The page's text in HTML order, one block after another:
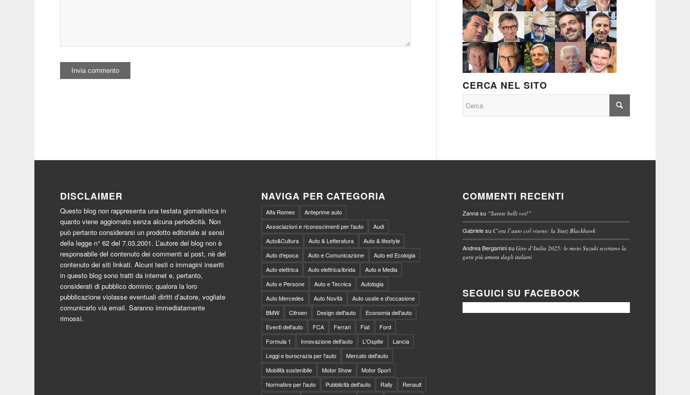
CERCA NEL SITO
DISCLAIMER
Questo blog non rappresenta una testata giornalistica in
quanto viene aggiornato senza alcuna periodicità. Non
può pertanto considerarsi un prodotto editoriale ai sensi
della legge n° 62 del 7.03.2001. L’autore del blog non è
responsabile del contenuto dei commenti ai post, nè del
contenuto dei siti linkati. Alcuni testi o immagini inseriti
in questo blog sono tratti da internet e, pertanto,
considerati di pubblico dominio; qualora la loro
pubblicazione violasse eventuali diritti d’autore, vogliate
comunicarlo via email. Saranno immediatamente
rimossi.
NAVIGA PER CATEGORIA
Alfa Romeo
Anteprime auto
Associazioni e riconoscimenti per l'auto
Audi
Auto&Cultura
Auto & Letteratura
Auto & lifestyle
Auto d'epoca
Auto e Comunicazione
Auto ed Ecologia
Auto elettrica
Auto elettrica/ibrida
Auto e Media
Auto e Persone
Auto e Tecnica
Autologia
Auto Mercedes
Auto Novità
Auto usate e d'occasione
BMW
Citroen Design dell'auto
Economia dell'auto
Eventi dell'auto
FCA Ferrari Fiat
Ford
Formula 1
Innovazione dell'auto L'Ospite
Lancia
Leggi e burocrazia per l'auto
Mercato dell'auto
Mobilità sostenibile
Motor Show
Motor Sport
Normative per l'auto
Pubblicità dell'auto Rally
Renault
COMMENTI RECENTI
Zannasu “Sarete belli voi!”
GabrielesuC’era l’auto col visone: la Stutz Blackhawk
Andrea BergaminisuGiro d’Italia 2025: le moto Suzuki scortano la
gara più amata dagli italiani
SEGUICI SU FACEBOOK